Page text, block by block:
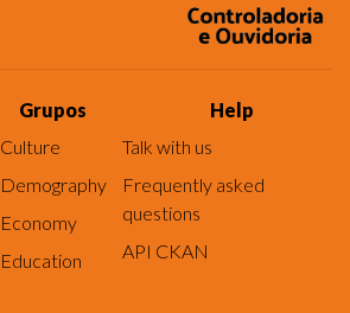
Grupos
Culture
Demography
Economy
Education
Help
Talk with us
Frequently asked
questions
API CKAN